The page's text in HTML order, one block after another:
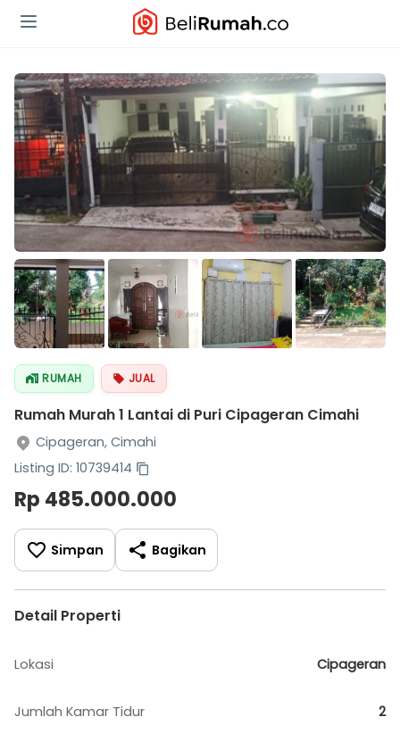
RUMAH JUAL
Rumah Murah 1 Lantai di Puri Cipageran Cimahi
Cipageran, Cimahi
Listing ID: 10739414
Rp 485.000.000
Simpan Bagikan
Detail Properti
Lokasi Cipageran
Jumlah Kamar Tidur 2